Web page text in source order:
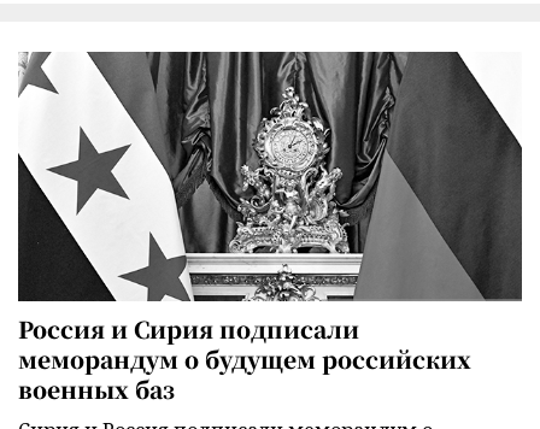
Россия и Сирия подписали
меморандум о будущем российских
военных баз